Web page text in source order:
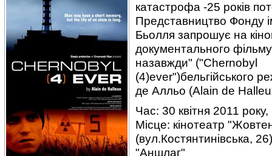
катастрофа -25 років
Представництво Фонду
Бьолля запрошує на
документального
назавжди" ("Chernobyl
(4)ever")бельгійського
де Алльо (Alain de
Час: 30 квітня 2011
Місце: кінотеатр
(вул.Костянтинівська,
"Аншлаг"